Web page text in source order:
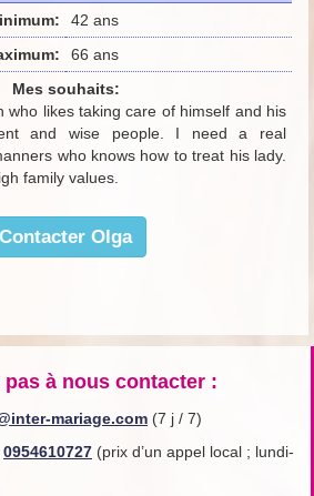
42 ans
66 ans
Mes souhaits:
who likes taking care of himself and his
and wise people. I need a real
who knows how to treat his lady.
family values.
Contacter Olga
pas à nous contacter :
mariage.com (7 j / 7)
0954610727 (prix d’un appel local ; lundi-